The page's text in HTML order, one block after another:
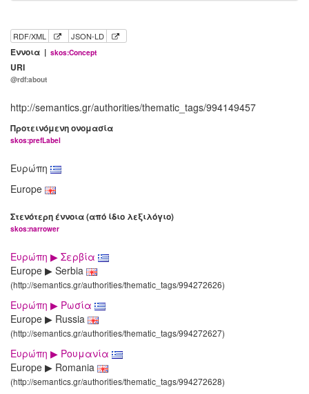
RDF/XML JSON-LD
Έννοια | skos:Concept
URI
@rdf:about
http://semantics.gr/authorities/thematic_tags/994149457
Προτεινόμενη ονομασία
skos:prefLabel
Ευρώπη
Europe
Στενότερη έννοια (από ίδιο λεξιλόγιο)
skos:narrower
Ευρώπη ▶ Σερβία
Europe ▶ Serbia
(http://semantics.gr/authorities/thematic_tags/994272626)
Ευρώπη ▶ Ρωσία
Europe ▶ Russia
(http://semantics.gr/authorities/thematic_tags/994272627)
Ευρώπη ▶ Ρουμανία
Europe ▶ Romania
(http://semantics.gr/authorities/thematic_tags/994272628)